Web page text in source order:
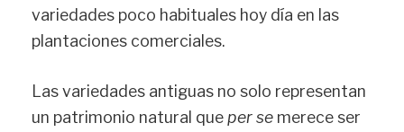
variedades poco habituales hoy día en las
plantaciones comerciales.
Las variedades antiguas no solo representan
un patrimonio natural queper se merece ser